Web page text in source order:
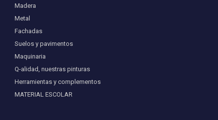
Madera
Metal
Fachadas
Suelos y pavimentos
Maquinaria
Q-alidad, nuestras pinturas
Herramientas y complementos
MATERIAL ESCOLAR